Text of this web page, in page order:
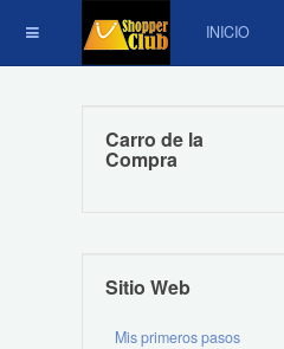
INICIO
Carro de la
Compra
Sitio Web
Mis primeros pasos